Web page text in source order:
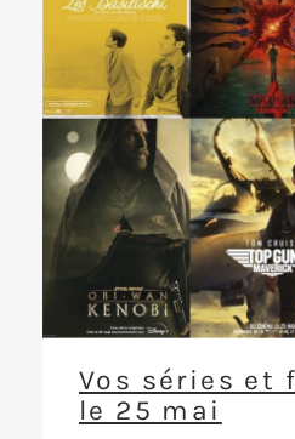
Vos séries et
le 25 mai